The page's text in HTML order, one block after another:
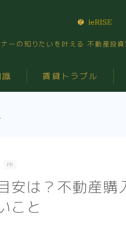
ナーの知りたいを叶える 不動産投
賃貸トラブル
PR
安は？不動産購
こと